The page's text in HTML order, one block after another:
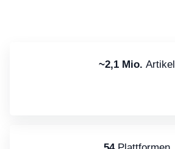
~2,1 Mio. Artikel